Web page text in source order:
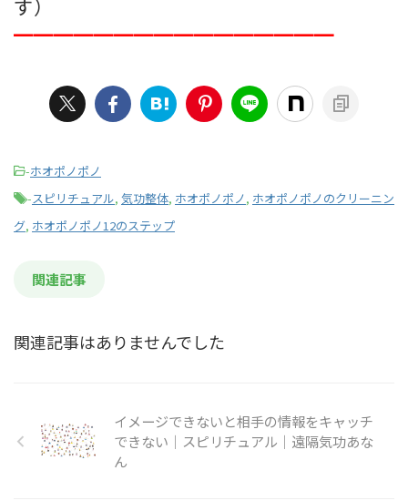
す）
━━━━━━━━━━━━━━━━
-ホオポノポノ
-スピリチュアル, 気功整体, ホオポノポノ, ホオポノポノのクリーニン
グ, ホオポノポノ12のステップ
関連記事
関連記事はありませんでした
イメージできないと相手の情報をキャッチ
できない｜スピリチュアル｜遠隔気功あな
ん